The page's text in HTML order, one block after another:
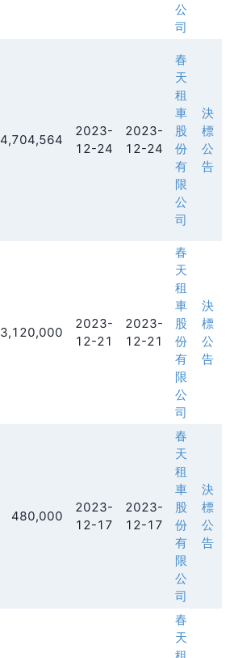
公
司
4,704,564
2023-
12-24
2023-
12-24
春
天
租
車
股
份
有
限
公
司
決
標
公
告
3,120,000
2023-
12-21
2023-
12-21
春
天
租
車
股
份
有
限
公
司
決
標
公
告
480,000
2023-
12-17
2023-
12-17
春
天
租
車
股
份
有
限
公
司
決
標
公
告
春
天